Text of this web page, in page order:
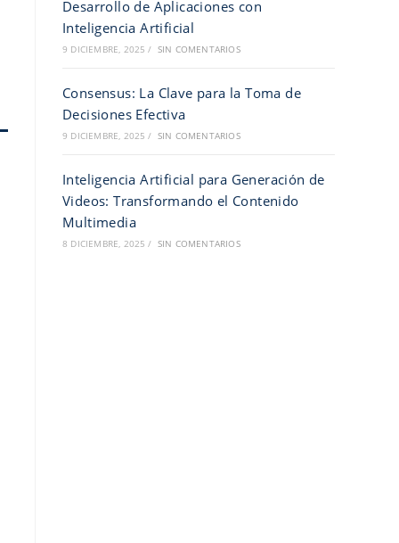
Desarrollo de Aplicaciones con
Inteligencia Artificial
9 DICIEMBRE, 2025 / SIN COMENTARIOS
Consensus: La Clave para la Toma de
Decisiones Efectiva
9 DICIEMBRE, 2025 / SIN COMENTARIOS
Inteligencia Artificial para Generación de
Videos: Transformando el Contenido
Multimedia
8 DICIEMBRE, 2025 / SIN COMENTARIOS